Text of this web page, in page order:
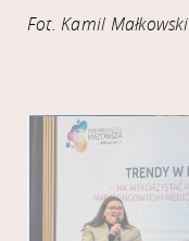
Fot. Kamil Małkowski